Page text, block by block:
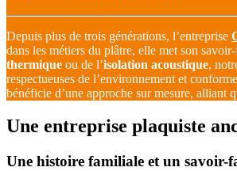
Depuis plus de trois générations, l’entreprise
dans les métiers du plâtre, elle met son
thermique ou de l’isolation acoustique,
respectueuses de l’environnement et
bénéficie d’une approche sur mesure, alliant
Une entreprise plaquiste
Une histoire familiale et un savoir-